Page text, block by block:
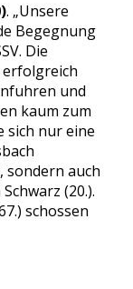
. „Unsere
Begegnung
Die
erfolgreich
und
kaum zum
sich nur eine
sondern auch
(20.).
schossen